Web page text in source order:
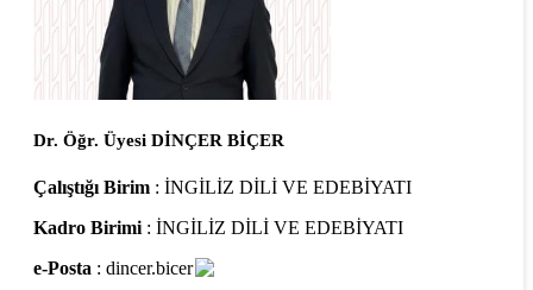
Dr. Öğr. Üyesi DİNÇER BİÇER
Çalıştığı Birim : İNGİLİZ DİLİ VE EDEBİYATI
Kadro Birimi: İNGİLİZ DİLİ VE EDEBİYATI
e-Posta : dincer.bicer